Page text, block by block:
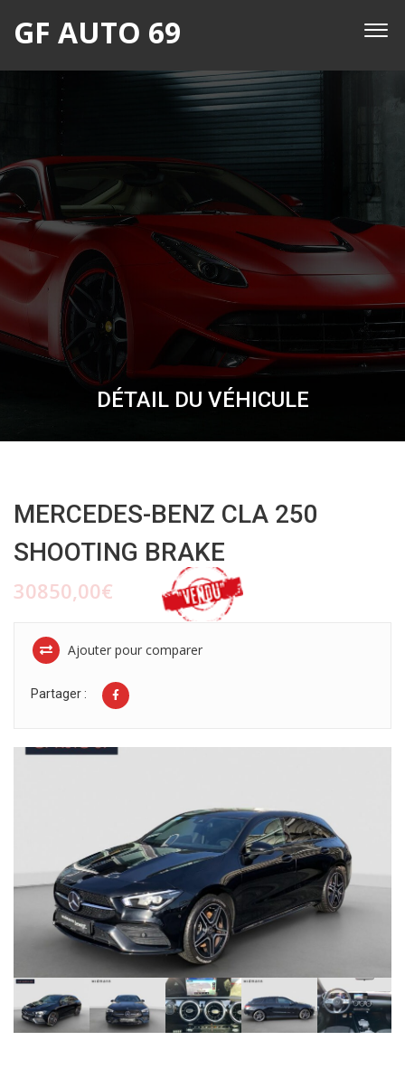
GF AUTO 69
DÉTAIL DU VÉHICULE
MERCEDES-BENZ CLA 250
SHOOTING BRAKE
30850,00€
Ajouter pour comparer
Partager :